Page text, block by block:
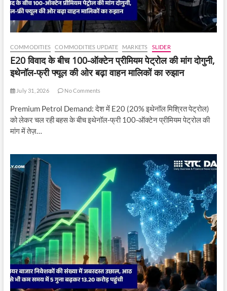
COMMODITIES COMMODITIES UPDATE MARKETS SLIDER
E20 विवाद के बीच 100-ऑक्टेन प्रीमियम पेट्रोल की मांग दोगुनी,
इथेनॉल-फ्री फ्यूल की ओर बढ़ा वाहन मालिकों का रुझान
July 31, 2026 No Comments
Premium Petrol Demand: देश में E20 (20% इथेनॉल मिश्रित पेट्रोल)
को लेकर चल रही बहस के बीच इथेनॉल-फ्री 100-ऑक्टेन प्रीमियम पेट्रोल की
मांग में तेज़…